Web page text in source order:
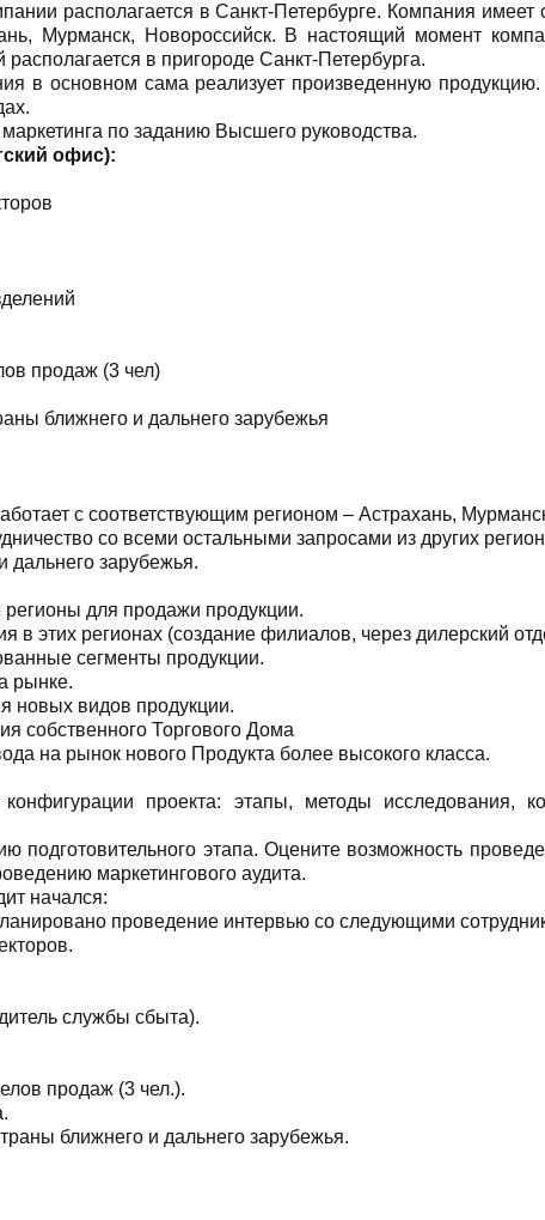
располагается в Санкт-Петербурге. Компания
Мурманск, Новороссийск. В настоящий момент
в пригороде Санкт-Петербурга.
в основном сама реализует произведенную
маркетинга по заданию Высшего руководства.
офис):
продаж (3 чел)
ближнего и дальнего зарубежья
с соответствующим регионом – Астрахань,
со всеми остальными запросами из других
дальнего зарубежья.
для продажи продукции.
в этих регионах (создание филиалов, через дилерский
сегменты продукции.
рынке.
новых видов продукции.
собственного Торгового Дома
на рынок нового Продукта более высокого класса.
проекта: этапы, методы исследования,
этапа. Оцените возможность
маркетингового аудита.
начался:
проведение интервью со следующими
службы сбыта).
продаж (3 чел.).
ближнего и дальнего зарубежья.